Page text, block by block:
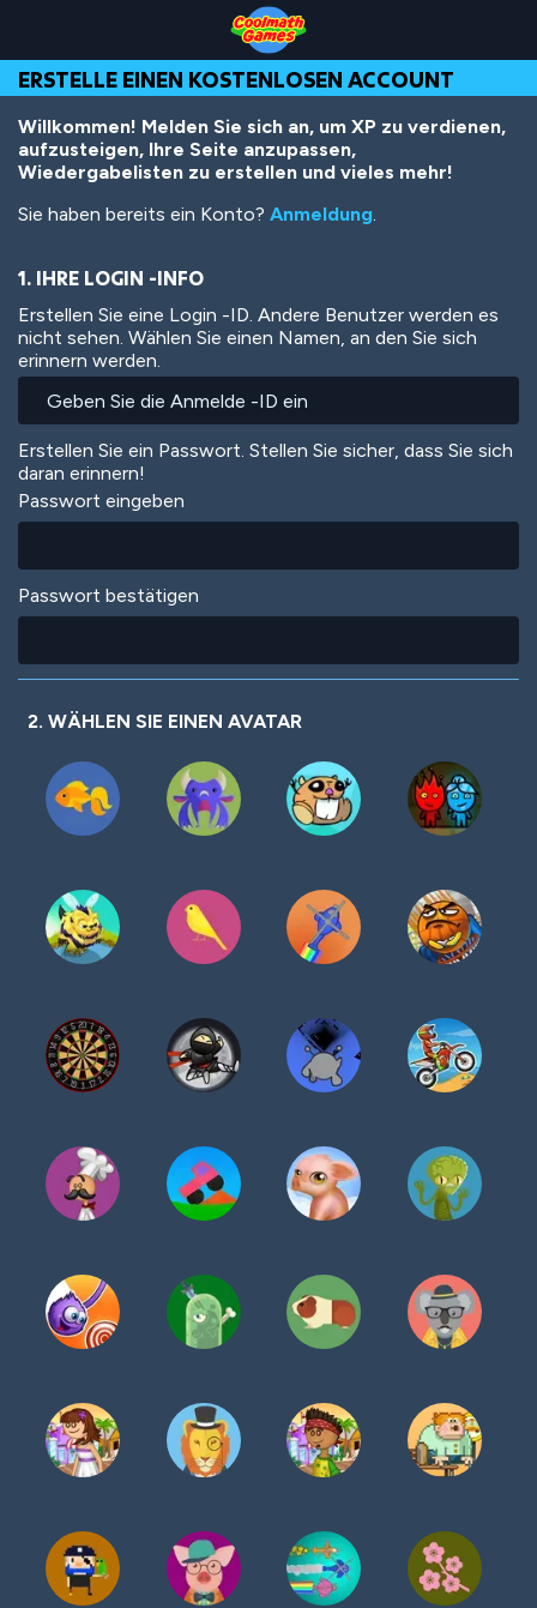
Top
of
Page
Navigation
Main
Content
Footer
Inhalt
ERSTELLE EINEN KOSTENLOSEN ACCOUNT
Willkommen! Melden Sie sich an, um XP zu verdienen,
aufzusteigen, Ihre Seite anzupassen,
Wiedergabelisten zu erstellen und vieles mehr!
Sie haben bereits ein Konto? Anmeldung.
1. IHRE LOGIN -INFO
Erstellen Sie eine Login -ID. Andere Benutzer werden es
nicht sehen. Wählen Sie einen Namen, an den Sie sich
erinnern werden.
Erstellen Sie ein Passwort. Stellen Sie sicher, dass Sie sich
daran erinnern!
Passwort eingeben
Passwort bestätigen
2. WÄHLEN SIE EINEN AVATAR